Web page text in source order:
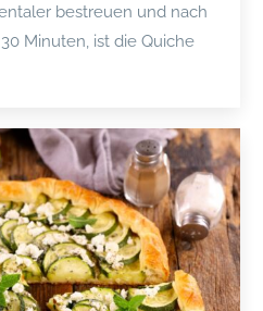
bestreuen und nach
Minuten, ist die Quiche